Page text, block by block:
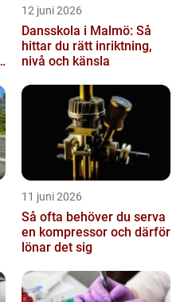
12 juni 2026
Dansskola i Malmö: Så
hittar du rätt inriktning,
nivå och känsla
11 juni 2026
Så ofta behöver du serva
en kompressor och därför
lönar det sig